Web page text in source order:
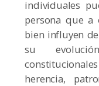
individuales
persona que
bien influyen
su
herencia,